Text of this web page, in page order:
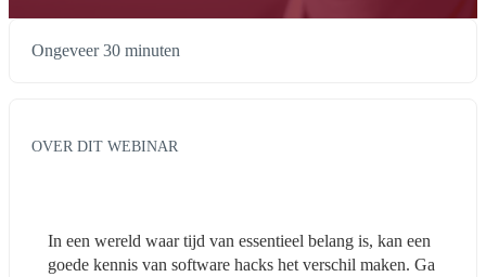
Ongeveer 30 minuten
OVER DIT WEBINAR
In een wereld waar tijd van essentieel belang is, kan een
goede kennis van software hacks het verschil maken. Ga